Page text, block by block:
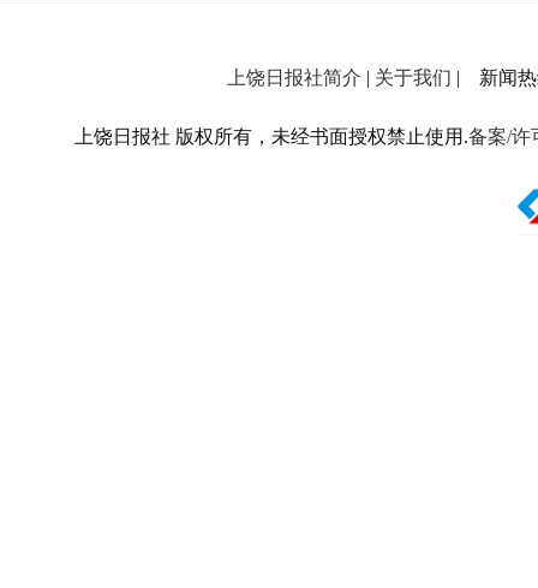
上饶日报社简介 | 关于我们 | 新闻热
上饶日报社 版权所有，未经书面授权禁止使用.备案/许